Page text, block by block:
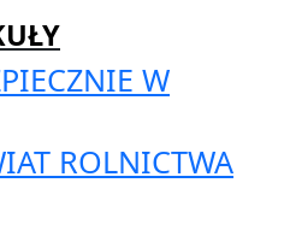
W
ROLNICTWA